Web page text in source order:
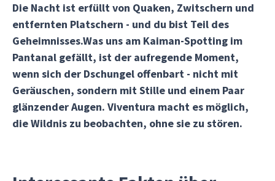
Die Nacht ist erfüllt von Quaken, Zwitschern und
entfernten Platschern - und du bist Teil des
Geheimnisses.Was uns am Kaiman-Spotting im
Pantanal gefällt, ist der aufregende Moment,
wenn sich der Dschungel offenbart - nicht mit
Geräuschen, sondern mit Stille und einem Paar
glänzender Augen. Viventura macht es möglich,
die Wildnis zu beobachten, ohne sie zu stören.